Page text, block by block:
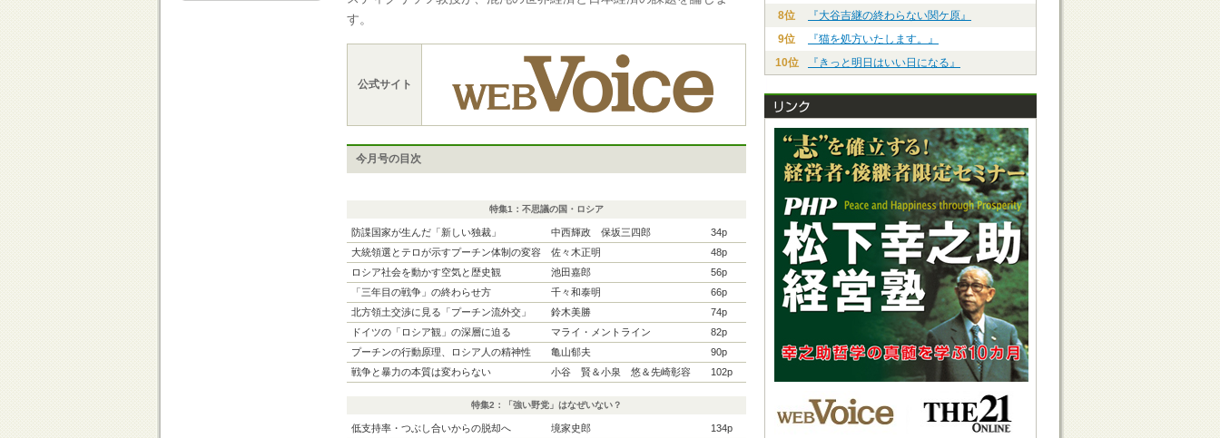
す。
公式サイト
今月号の目次
特集1：不思議の国・ロシア
防諜国家が生んだ「新しい独裁」 中西輝政 保坂三四郎
34p
大統領選とテロが示すプーチン体制の変容
佐々木正明
48p
ロシア社会を動かす空気と歴史観
池田嘉郎
56p
「三年目の戦争」の終わらせ方
千々和泰明
66p
北方領土交渉に見る「プーチン流外交」
鈴木美勝
74p
ドイツの「ロシア観」の深層に迫る
マライ・メントライン
82p
プーチンの行動原理、ロシア人の精神性
亀山郁夫
90p
戦争と暴力の本質は変わらない
小谷 賢＆小泉 悠＆先崎彰容 102p
特集2：「強い野党」はなぜいない？
低支持率・つぶし合いからの脱却へ 境家史郎
134p
8位
『大谷吉継の終わらない関ケ原』
9位
『猫を処方いたします。』
10位
『きっと明日はいい日になる』